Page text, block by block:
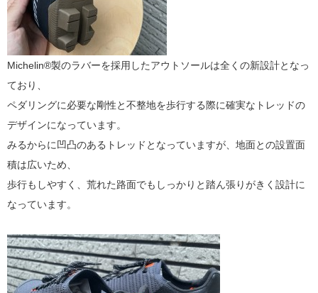
Michelin®製のラバーを採用したアウトソールは全くの新設計となっ
ており、
ペダリングに必要な剛性と不整地を歩行する際に確実なトレッドの
デザインになっています。
みるからに凹凸のあるトレッドとなっていますが、地面との設置面
積は広いため、
歩行もしやすく、荒れた路面でもしっかりと踏ん張りがきく設計に
なっています。